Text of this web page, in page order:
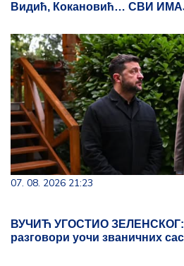
Видић, Кокановић… СВИ
07. 08. 2026 21:23
ВУЧИЋ УГОСТИО ЗЕЛЕНСКОГ:
разговори уочи званичних